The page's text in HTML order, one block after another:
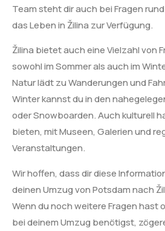
Team steht dir auch bei Fragen
das Leben in Žilina zur Verfügung.
Žilina bietet auch eine Vielzahl von
sowohl im Sommer als auch im
Natur lädt zu Wanderungen und
Winter kannst du in den
oder Snowboarden. Auch kulturell
bieten, mit Museen, Galerien und
Veranstaltungen.
Wir hoffen, dass dir diese
deinen Umzug von Potsdam nach
Wenn du noch weitere Fragen hast
bei deinem Umzug benötigst,